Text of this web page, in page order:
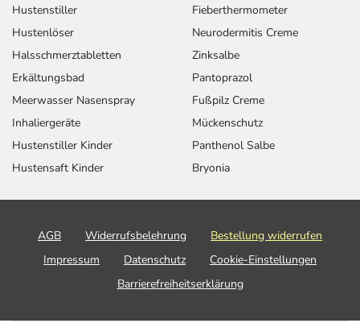
Hustenstiller
Hustenlöser
Halsschmerztabletten
Erkältungsbad
Meerwasser Nasenspray
Inhaliergeräte
Hustenstiller Kinder
Hustensaft Kinder
Fieberthermometer
Neurodermitis Creme
Zinksalbe
Pantoprazol
Fußpilz Creme
Mückenschutz
Panthenol Salbe
Bryonia
AGB Widerrufsbelehrung
Bestellung widerrufen
Impressum
Datenschutz
Cookie-Einstellungen
Barrierefreiheitserklärung